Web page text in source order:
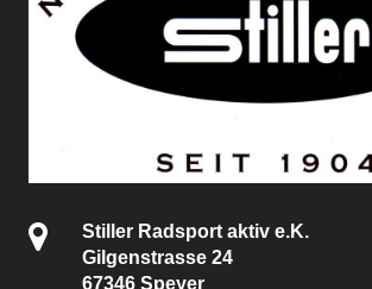
Stiller Radsport aktiv e.K.
Gilgenstrasse 24
67346 Speyer